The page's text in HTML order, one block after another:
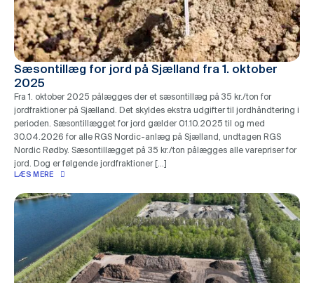
Sæsontillæg for jord på Sjælland fra 1. oktober
2025
Fra 1. oktober 2025 pålægges der et sæsontillæg på 35 kr./ton for
jordfraktioner på Sjælland. Det skyldes ekstra udgifter til jordhåndtering i
perioden. Sæsontillægget for jord gælder 01.10.2025 til og med
30.04.2026 for alle RGS Nordic-anlæg på Sjælland, undtagen RGS
Nordic Rødby. Sæsontillægget på 35 kr./ton pålægges alle varepriser for
jord. Dog er følgende jordfraktioner […]
LÆS MERE